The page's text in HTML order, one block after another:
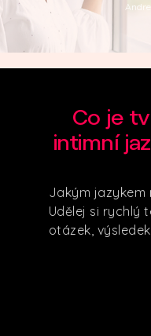
Co je
intimní
Jakým jazykem
Udělej si rychlý
otázek,